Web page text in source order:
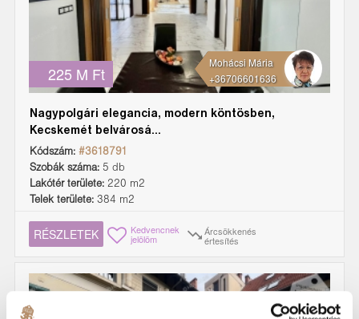
225 M Ft
Mohácsi Mária
+36706601636
Nagypolgári elegancia, modern köntösben,
Kecskemét belvárosá...
Kódszám: #3618791
Szobák száma: 5 db
Lakótér területe: 220 m2
Telek területe: 384 m2
RÉSZLETEK Kedvencnek
jelölöm
Árcsökkenés
értesítés